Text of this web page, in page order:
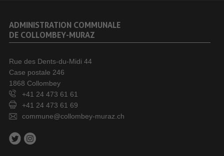
ADMINISTRATION COMMUNALE
DE COLLOMBEY-MURAZ
Rue des Dents-du-Midi 44
Case postale 246
1868 Collombey
+41 24 473 61 61
+41 24 473 61 69
commune@collombey-muraz.ch